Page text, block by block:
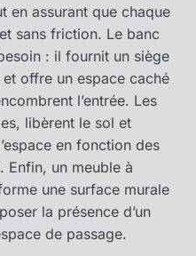
en assurant que chaque
sans friction. Le banc
: il fournit un siège
offre un espace caché
l’entrée. Les
libèrent le sol et
en fonction des
Enfin, un meuble à
une surface murale
la présence d’un
de passage.